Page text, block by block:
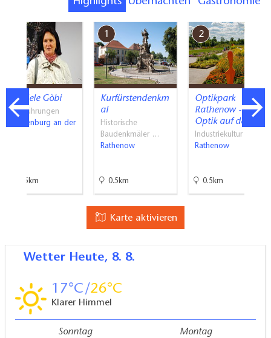
Gabriele Gòbi
Stadtführungen
Brandenburg an der
28.5km
1
Kurfürstendenkm
al
Historische
Baudenkmäler …
Rathenow
0.5km
2
Optikpark
Rathenow -
Optik auf der…
Industriekultur
Rathenow
0.5km
Karte aktivieren
Wetter Heute, 8. 8.
17 26
Klarer Himmel
Sonntag Montag